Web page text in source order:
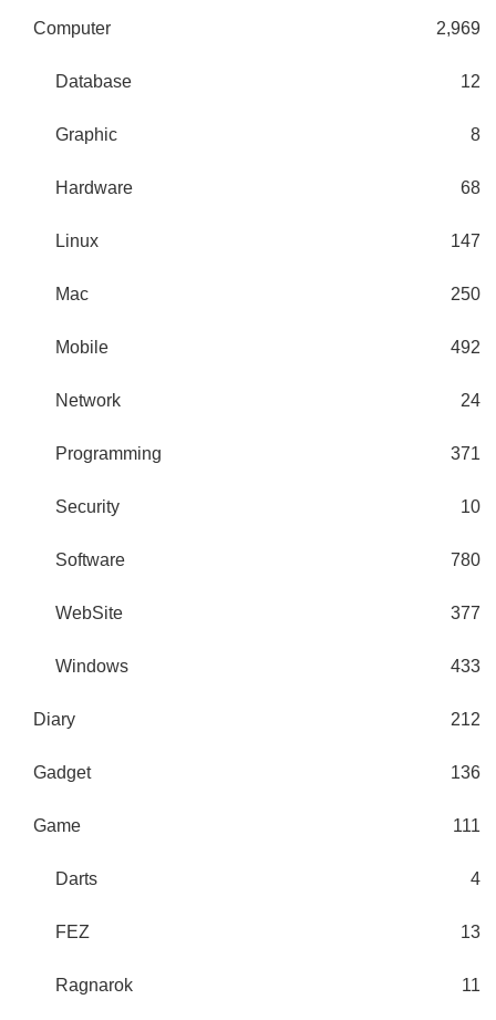
Computer 2,969
Database 12
Graphic 8
Hardware 68
Linux 147
Mac 250
Mobile 492
Network 24
Programming 371
Security 10
Software 780
WebSite 377
Windows 433
Diary 212
Gadget 136
Game 111
Darts 4
FEZ 13
Ragnarok 11